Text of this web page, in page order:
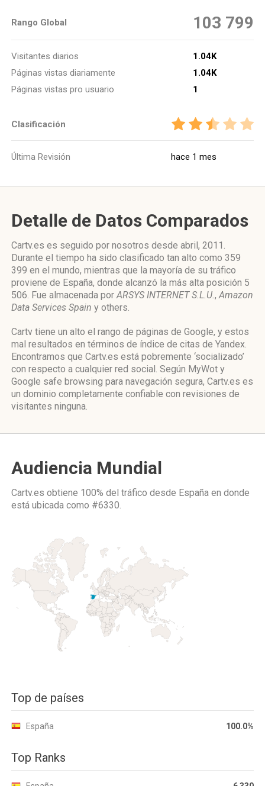
Rango Global 103 799
Visitantes diarios
1.04K
Páginas vistas diariamente
1.04K
Páginas vistas pro usuario
1
Clasificación
Última Revisión hace 1 mes
Detalle de Datos Comparados
Cartv.es es seguido por nosotros desde abril, 2011.
Durante el tiempo ha sido clasificado tan alto como 359
399 en el mundo, mientras que la mayoría de su tráfico
proviene de España, donde alcanzó la más alta posición 5
506. Fue almacenada porARSYS INTERNET S.L.U.,Amazon
Data Services Spain y others.
Cartv tiene un alto el rango de páginas de Google, y estos
mal resultados en términos de índice de citas de Yandex.
Encontramos que Cartv.es está pobremente ‘socializado’
con respecto a cualquier red social. Según MyWot y
Google safe browsing para navegación segura, Cartv.es es
un dominio completamente confiable con revisiones de
visitantes ninguna.
Audiencia Mundial
Cartv.es obtiene 100% del tráfico desde España en donde
está ubicada como #6330.
Top de países
España 100.0%
Top Ranks